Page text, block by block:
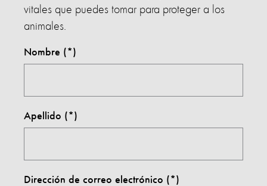
vitales que puedes tomar para proteger a los
animales.
Nombre
Apellido
Dirección de correo electrónico